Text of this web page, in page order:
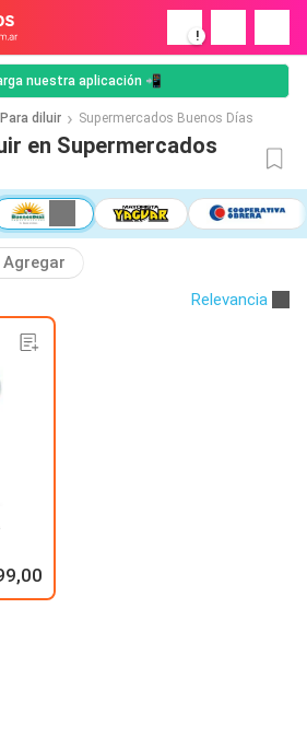
!
nuestra aplicación 📲
Para diluir Supermercados Buenos Días
en Supermercados
Agregar
Relevancia